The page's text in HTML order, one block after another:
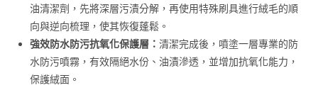
油清潔劑，先將深層污漬分解，再使用特殊刷具進行絨毛的順
向與逆向梳理，使其恢復蓬鬆。
強效防水防污抗氧化保護層：清潔完成後，噴塗一層專業的防
水防污噴霧，有效隔絕水份、油漬滲透，並增加抗氧化能力，
保護絨面。